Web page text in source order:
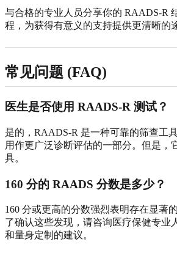
与合格的专业人员分享你的 RAADS-R
程，为获得有意义的支持提供更清晰的
常见问题 (FAQ)
医生是否使用 RAADS-R 测试？
是的，RAADS-R 是一种可靠的筛查工
用作更广泛诊断评估的一部分。但是，
具。
160 分的 RAADS 分数是多少？
160 分或更高的分数强烈表明存在显著
了确认这些发现，请咨询医疗保健专业
和量身定制的建议。